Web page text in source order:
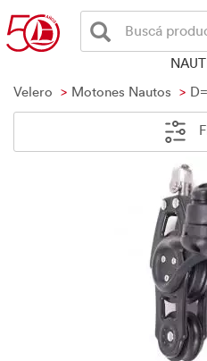
Buscá
Velero
Motones Nautos